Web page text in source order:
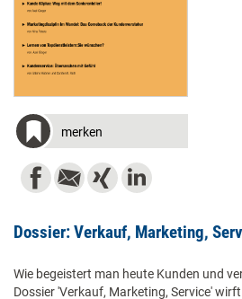
merken
Dossier: Verkauf, Marketing,
Wie begeistert man heute Kunden und
Dossier 'Verkauf, Marketing, Service'